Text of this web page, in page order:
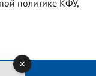
политике КФУ,